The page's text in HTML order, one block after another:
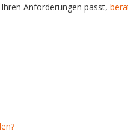
Anforderungen passt,